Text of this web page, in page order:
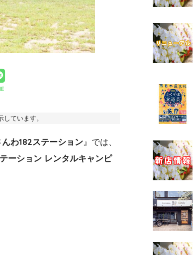
ています。
わ182ステーション』では、
ーション レンタルキャンピ